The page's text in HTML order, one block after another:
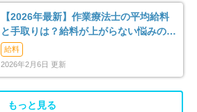
【2026年最新】作業療法士の平均給料
と手取りは？給料が上がらない悩みの解
消法まで解説
給料
2026年2月6日 更新
もっと見る